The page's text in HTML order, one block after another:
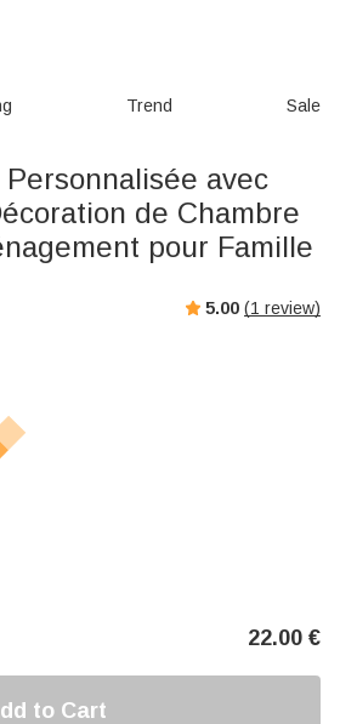
Trend Sale
avec
de Chambre
pour Famille
5.00 (1 review)
22.00 €
to Cart